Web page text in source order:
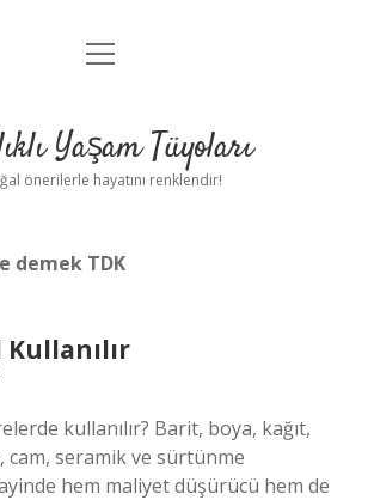
Anasayfa
Yasal Uyarı
menüyü
Yaşam Tüyoları
önerilerle hayatını renklendir!
demek TDK
Kullanılır
kullanılır? Barit, boya, kağıt,
cam, seramik ve sürtünme
hem maliyet düşürücü hem de